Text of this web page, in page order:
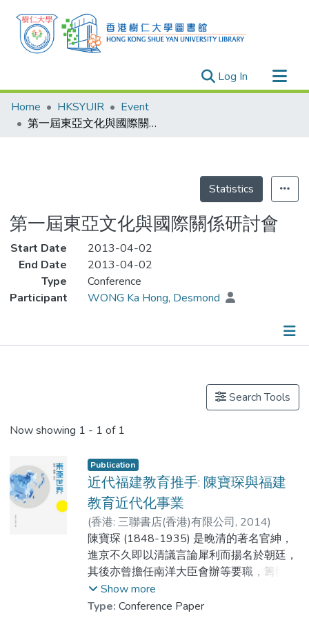
Log In (current)
Research Outputs
Researchers
Theses
Home HKSYUIR
Event
第一屆東亞文化與國際關係研討會
Statistics
第一屆東亞文化與國際關係研討會
Start Date
2013-04-02
End Date
2013-04-02
Type
Conference
Participant
WONG Ka Hong, Desmond
Search Tools
Now showing 1 - 1 of 1
Publication
近代福建教育推手: 陳寶琛與福建
教育近代化事業
(香港: 三聯書店(香港)有限公司, 2014)
WONG Ka Hong, Desmond
陳寶琛 (1848-1935) 是晚清的著名官紳，
進京不久即以清議言論犀利而揚名於朝廷，
其後亦曾擔任南洋大臣會辦等要職，籌辦洋
務。在中法戰爭後陳氏因戰事失利而被彈劾
回鄉隱居，又成為閩省地方巨紳，此後參與
Show more
Type: Conference Paper